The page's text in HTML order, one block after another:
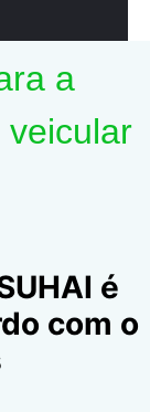
a
é
com o